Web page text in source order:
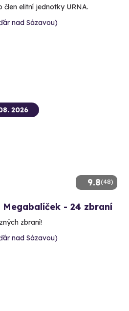
elitní jednotky URNA.
nad Sázavou)
9.8(48)
2026
- 24 zbraní
zbraní!
nad Sázavou)